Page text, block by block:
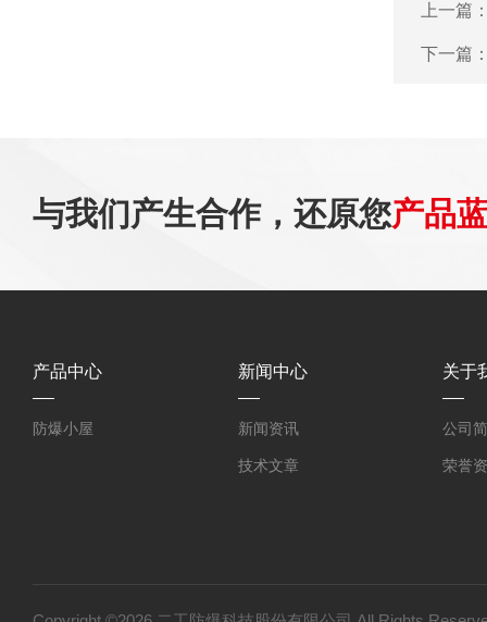
上一篇
下一篇
与我们产生合作，还原您产品
产品中心
防爆小屋
新闻中心
新闻资讯
技术文章
关于
公司
荣誉